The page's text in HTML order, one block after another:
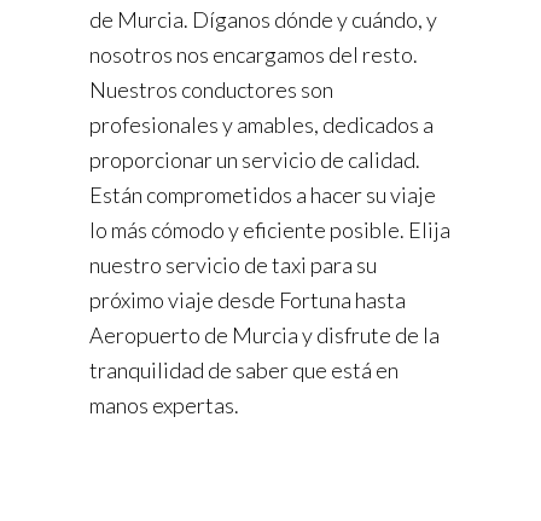
de Murcia. Díganos dónde y cuándo, y
nosotros nos encargamos del resto.
Nuestros conductores son
profesionales y amables, dedicados a
proporcionar un servicio de calidad.
Están comprometidos a hacer su viaje
lo más cómodo y eficiente posible. Elija
nuestro servicio de taxi para su
próximo viaje desde Fortuna hasta
Aeropuerto de Murcia y disfrute de la
tranquilidad de saber que está en
manos expertas.